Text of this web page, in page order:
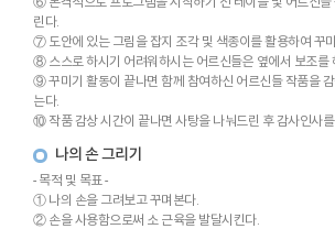
린다.
⑦ 도안에 있는 그림을 잡지 조각 및 색종이를 활용하여 꾸
⑧ 스스로 하시기 어려워하시는 어르신들은 옆에서 보조를
⑨ 꾸미기 활동이 끝나면 함께 참여하신 어르신들 작품을
는다.
⑩ 작품 감상 시간이 끝나면 사탕을 나눠드린 후 감사인사를
나의 손 그리기
- 목적 및 목표 -
① 나의 손을 그려보고 꾸며본다.
② 손을 사용함으로써 소 근육을 발달시킨다.